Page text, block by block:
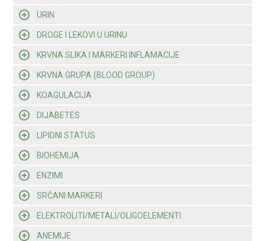
URIN
DROGE I LEKOVI U URINU
KRVNA SLIKA I MARKERI INFLAMACIJE
KRVNA GRUPA (BLOOD GROUP)
KOAGULACIJA
DIJABETES
LIPIDNI STATUS
BIOHEMIJA
ENZIMI
SRČANI MARKERI
ELEKTROLITI/METALI/OLIGOELEMENTI
ANEMIJE